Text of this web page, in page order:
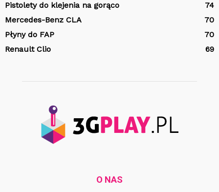
Pistolety do klejenia na gorąco
74
Mercedes-Benz CLA
70
Płyny do FAP
70
Renault Clio
69
O NAS